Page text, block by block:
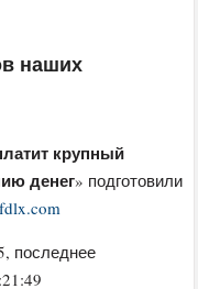
наших
крупный
денег» подготовили
, последнее